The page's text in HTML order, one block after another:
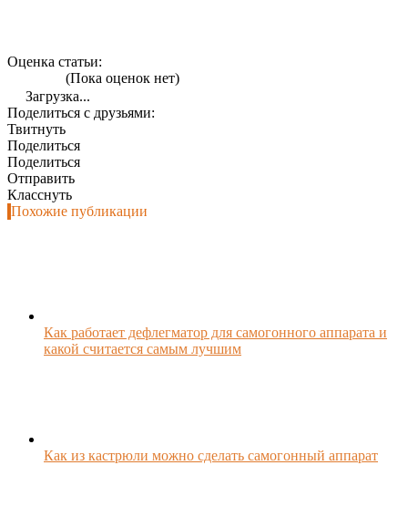
Оценка статьи:
(Пока оценок нет)
Загрузка...
Поделиться с друзьями:
Твитнуть
Поделиться
Поделиться
Отправить
Класснуть
Похожие публикации
Как работает дефлегматор для самогонного аппарата и
какой считается самым лучшим
Как из кастрюли можно сделать самогонный аппарат